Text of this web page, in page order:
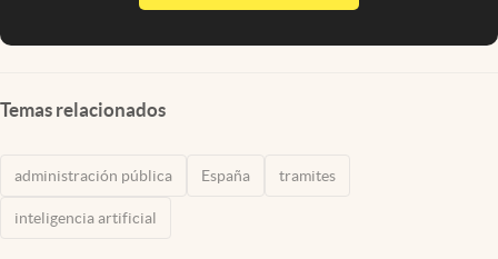
Temas relacionados
administración pública España tramites
inteligencia artificial